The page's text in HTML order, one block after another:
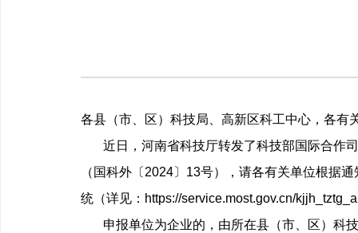
各县（市、区）科技局、高新区科工中心，各有
近日，河南省科技厅转发了科技部国际合作
（国科外〔 2024〕 13号），请各有关单位根据
统（详见： https://service.most.gov.cn/
申报单位为企业的，由所在县（市、区）科